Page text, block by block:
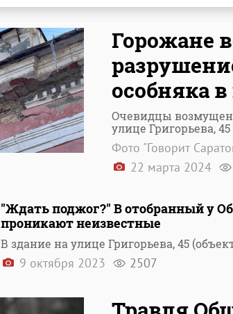
Горожане
особняка
Очевидцы
улице Григорьева, 45
Фото "Говорит
22 марта 2024
"Ждать поджог?" В отобранный у
проникают неизвестные
В здание на улице Григорьева, 45
9 октября 2023 2507